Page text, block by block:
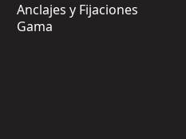
Anclajes y Fijaciones
Gama